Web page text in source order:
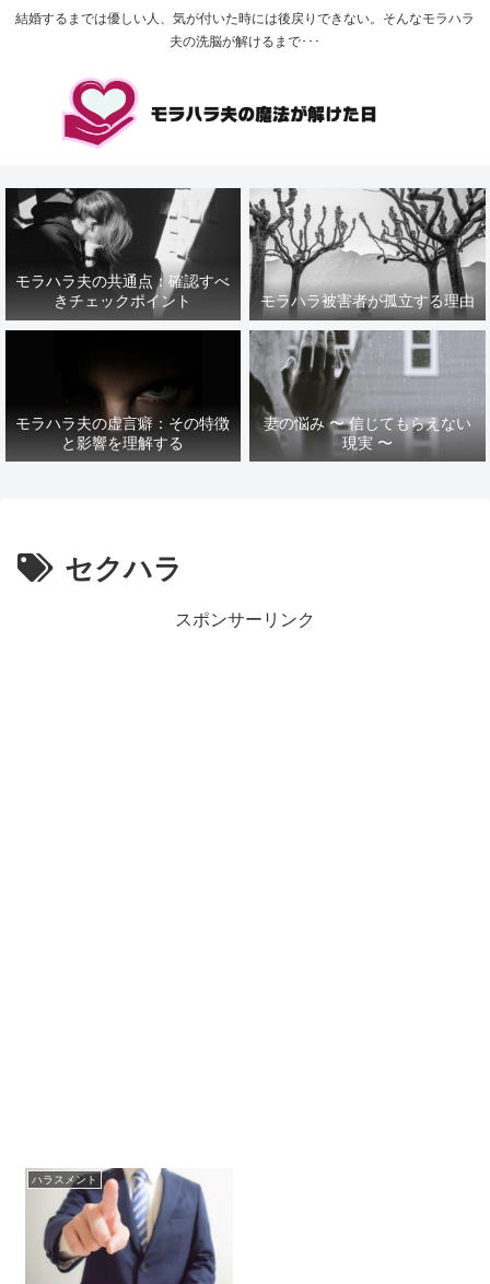
結婚するまでは優しい人、気が付いた時には後戻りできない。そんなモラハラ
夫の洗脳が解けるまで･･･
モラハラ夫の共通点：確認すべ
きチェックポイント
モラハラ被害者が孤立する理由
モラハラ夫の虚言癖：その特徴
と影響を理解する
妻の悩み 〜 信じてもらえない
現実 〜
セクハラ
スポンサーリンク
ハラスメント